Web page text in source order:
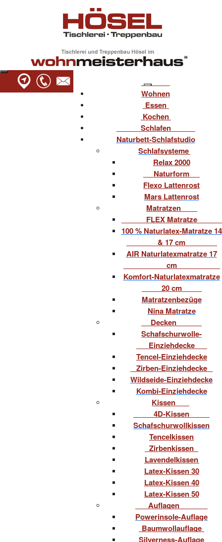
Wohnen
Essen
Kochen
Schlafen
Naturbett-Schlafstudio
Schlafsysteme
Relax 2000
Naturform
Flexo Lattenrost
Mars Lattenrost
Matratzen
FLEX Matratze
100 % Naturlatex-Matratze 14
& 17 cm
AIR Naturlatexmatratze 17
cm
Komfort-Naturlatexmatratze
20 cm
Matratzenbezüge
Nina Matratze
Decken
Schafschurwolle-
Einziehdecke
Tencel-Einziehdecke
Zirben-Einziehdecke
Wildseide-Einziehdecke
Kombi-Einziehdecke
Kissen
4D-Kissen
Schafschurwollkissen
Tencelkissen
Zirbenkissen
Lavendelkissen
Latex-Kissen 30
Latex-Kissen 40
Latex-Kissen 50
Auflagen
Powerinsole-Auflage
Baumwollauflage
Silverness-Auflage